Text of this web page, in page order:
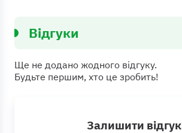
Відгуки
Ще не додано жодного відгуку.
Будьте першим, хто це зробить!
Залишити відгук